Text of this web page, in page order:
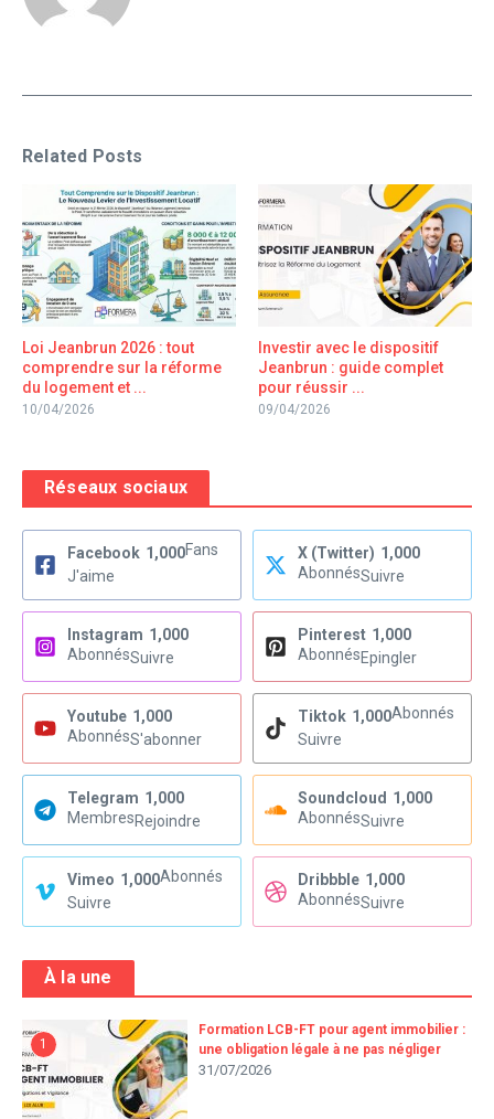
Related Posts
Loi Jeanbrun 2026 : tout
comprendre sur la réforme
du logement et ...
10/04/2026
Investir avec le dispositif
Jeanbrun : guide complet
pour réussir ...
09/04/2026
Réseaux sociaux
Facebook 1,000Fans
J'aime
X (Twitter) 1,000
AbonnésSuivre
Instagram 1,000
AbonnésSuivre
Pinterest 1,000
AbonnésEpingler
Youtube 1,000
AbonnésS'abonner
Tiktok 1,000Abonnés
Suivre
Telegram 1,000
MembresRejoindre
Soundcloud 1,000
AbonnésSuivre
Vimeo 1,000Abonnés
Suivre
Dribbble 1,000
AbonnésSuivre
À la une
1
Formation LCB-FT pour agent immobilier :
une obligation légale à ne pas négliger
31/07/2026